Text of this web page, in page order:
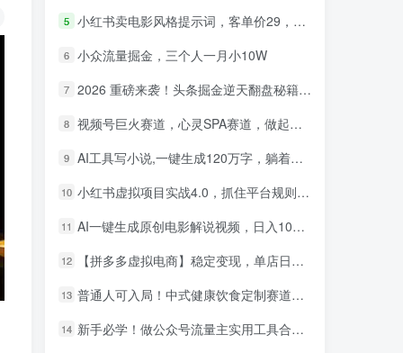
5 小红书卖电影风格提示词，客单价29，50多天卖了790单，小白直接抄作业！
6 小众流量掘金，三个人一月小10W
7 2026 重磅来袭！头条掘金逆天翻盘秘籍，AI 一键打造爆款内容，只需简单复制粘贴，日入 1000 + 轻松实现！
8 视频号巨火赛道，心灵SPA赛道，做起来超简单，每天收益800+！
9 AI工具写小说,一键生成120万字，躺着也能赚，月入2w+！
10 小红书虚拟项目实战4.0，抓住平台规则调整，单店日入500+！
11 AI一键生成原创电影解说视频，日入1000+！
12 【拼多多虚拟电商】稳定变现，单店日利润500+，软件挂机全自动发货，轻松实现月入1w+！
13 普通人可入局！中式健康饮食定制赛道，AI 十分钟做爆款，变现超给力
14 新手必学！做公众号流量主实用工具合集，从选题到变现，一篇搞定（新手必备）